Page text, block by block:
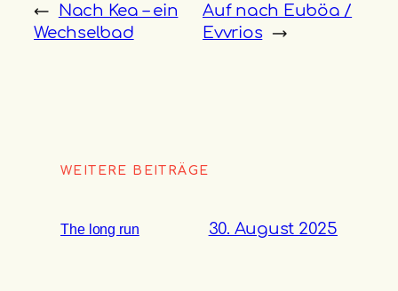
←
Nach Kea – ein
Wechselbad
Auf nach Euböa /
Evvrios →
WEITERE BEITRÄGE
The long run 30. August 2025